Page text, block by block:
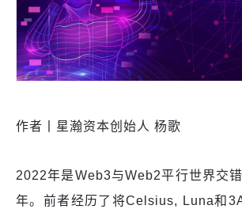
作者丨星瀚资本创始人 杨歌
2022年是Web3与Web2平行世界交
年。前者经历了将Celsius, Luna和